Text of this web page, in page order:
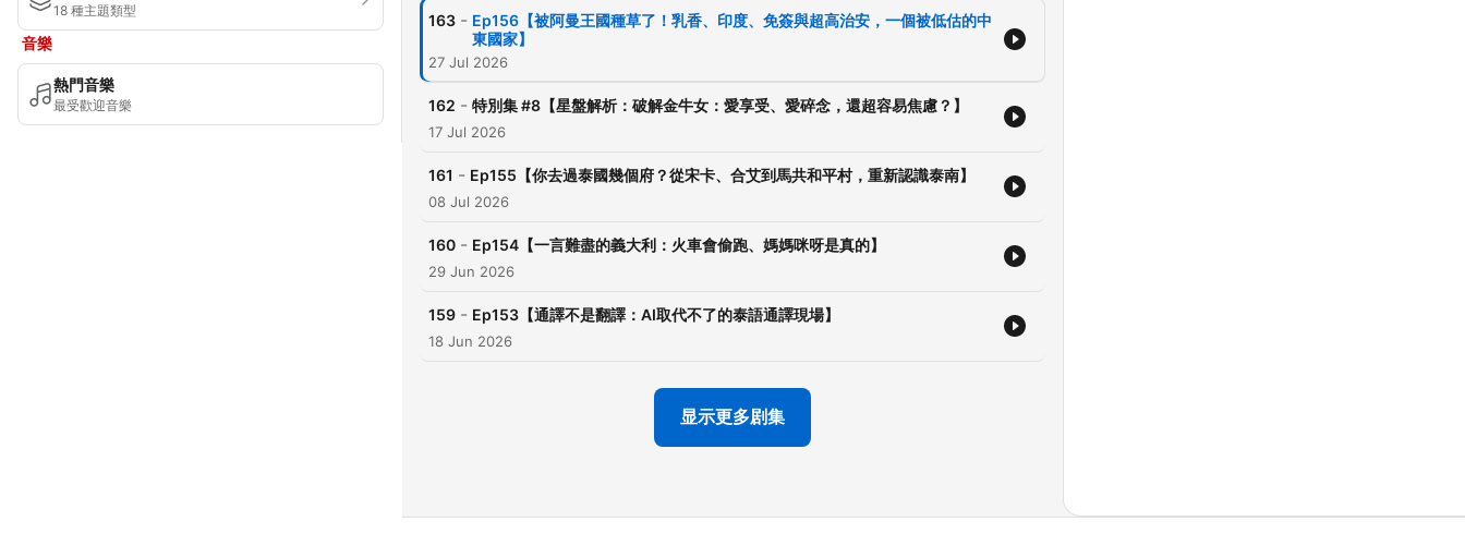
18 種主題類型
音樂
熱門音樂
最受歡迎音樂
163 - Ep156【被阿曼王國種草了！乳香、印度、免簽與超高治安，一個被低估的中
東國家】
27 Jul 2026
162 - 特別集 #8【星盤解析：破解金牛女：愛享受、愛碎念，還超容易焦慮？】
17 Jul 2026
161 - Ep155【你去過泰國幾個府？從宋卡、合艾到馬共和平村，重新認識泰南】
08 Jul 2026
160 - Ep154【一言難盡的義大利：火車會偷跑、媽媽咪呀是真的】
29 Jun 2026
159 - Ep153【通譯不是翻譯：AI取代不了的泰語通譯現場】
18 Jun 2026
显示更多剧集